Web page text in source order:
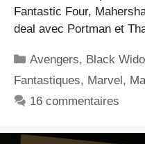
Fantastic Four,
deal avec Portman et
Catégories
Avengers, Black
Fantastiques, Marvel ,
16 commentaires